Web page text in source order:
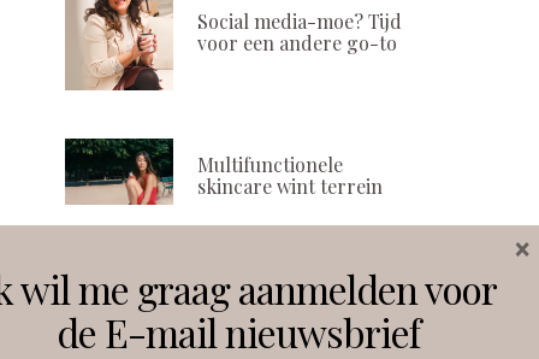
Social media-moe? Tijd
voor een andere go-to
Multifunctionele
skincare wint terrein
Volg ons
wil me graag aanmelden voor
de E-mail nieuwsbrief
×